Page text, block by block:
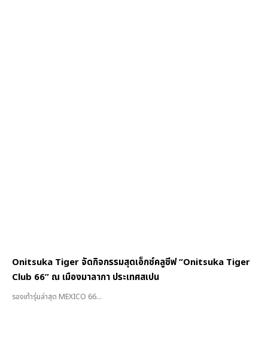
Onitsuka Tiger จัดกิจกรรมสุดเอ็กซ์คลูซีฟ “Onitsuka Tiger
Club 66” ณ เมืองมาลากา ประเทศสเปน
รองเท้ารุ่นล่าสุด MEXICO 66...